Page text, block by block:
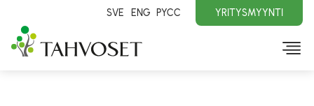
SVE ENG PYCC YRITYSMYYNTI